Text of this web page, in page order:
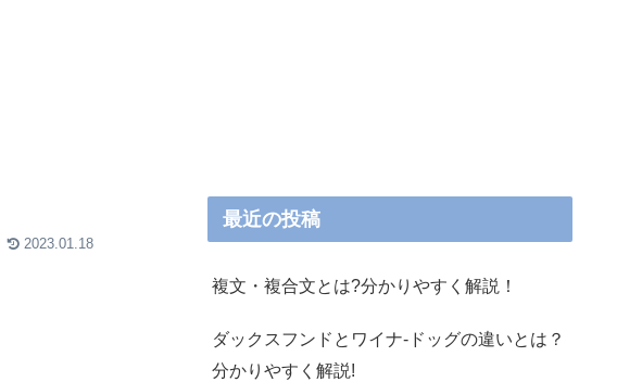
2023.01.18
最近の投稿
複文・複合文とは?分かりやすく解説！
ダックスフンドとワイナ-ドッグの違いとは？
分かりやすく解説!